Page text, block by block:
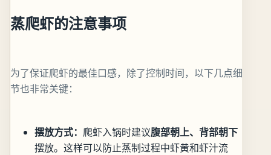
蒸爬虾的注意事项
为了保证爬虾的最佳口感，除了控制时间，以下几点细
节也非常关键：
摆放方式： 爬虾入锅时建议腹部朝上、背部朝下
摆放。这样可以防止蒸制过程中虾黄和虾汁流